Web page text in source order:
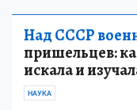
Над СССР
пришельцев:
искала и
НАУКА